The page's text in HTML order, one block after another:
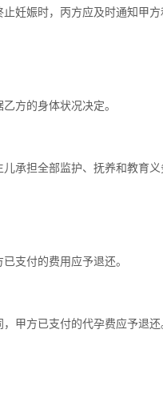
妊娠时，丙方应及时通知甲
方的身体状况决定。
承担全部监护、抚养和教育义
支付的费用应予退还。
甲方已支付的代孕费应予退还